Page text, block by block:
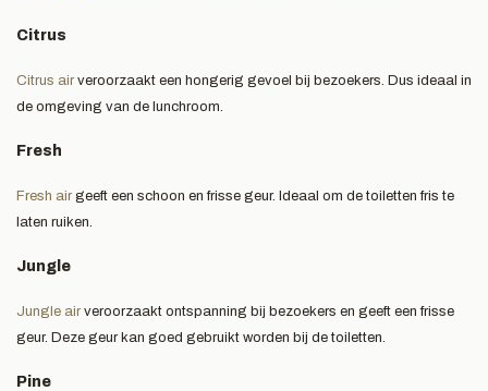
Citrus
Citrus air veroorzaakt een hongerig gevoel bij bezoekers. Dus ideaal in
de omgeving van de lunchroom.
Fresh
Fresh air geeft een schoon en frisse geur. Ideaal om de toiletten fris te
laten ruiken.
Jungle
Jungle air veroorzaakt ontspanning bij bezoekers en geeft een frisse
geur. Deze geur kan goed gebruikt worden bij de toiletten.
Pine